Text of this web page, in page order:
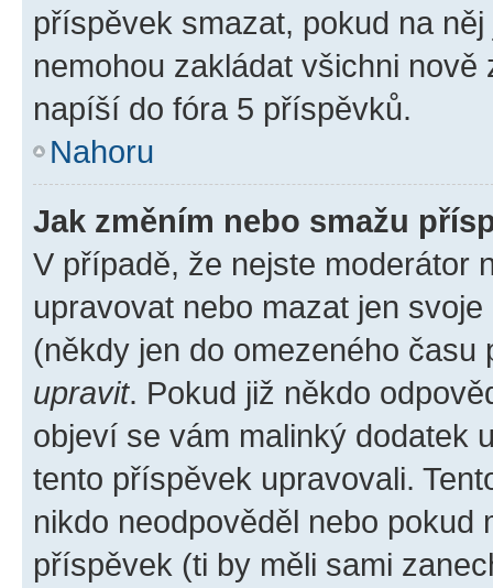
příspěvek smazat, pokud na
nemohou zakládat všichni
napíší do fóra 5 příspěvků.
Nahoru
Jak změním nebo smažu
V případě, že nejste moderátor
upravovat nebo mazat jen
(někdy jen do omezeného
upravit. Pokud již někdo
objeví se vám malinký dodatek
tento příspěvek upravovali.
nikdo neodpověděl nebo pokud
příspěvek (ti by měli sami